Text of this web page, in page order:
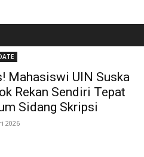
Mahasiswi UIN Suska
Rekan Sendiri Tepat
Sidang Skripsi
2026